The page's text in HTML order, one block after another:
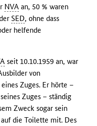
NVA an, 50 % waren
SED, ohne dass
helfende
seit 10.10.1959 an, war
von
Zuges. Er hörte –
Zuges – ständig
Zweck sogar sein
die Toilette mit. Des